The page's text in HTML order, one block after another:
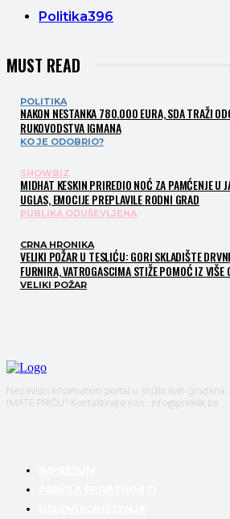
Politika396
MUST READ
POLITIKA
NAKON NESTANKA 780.000 EURA, SDA TRAŽI
RUKOVODSTVA IGMANA
KO JE ODOBRIO?
SHOWBIZ
MIDHAT KESKIN PRIREDIO NOĆ ZA PAMĆENJE U
UGLAS, EMOCIJE PREPLAVILE RODNI GRAD
PUBLIKA ODUŠEVLJENA
CRNA HRONIKA
VELIKI POŽAR U TESLIĆU: GORI SKLADIŠTE
FURNIRA, VATROGASCIMA STIŽE POMOĆ IZ VIŠE
VELIKI POŽAR
Nezavisni informativni portal u službi svih
IMATE PRIČU? Kontaktirajte nas : info@prviklik.ba